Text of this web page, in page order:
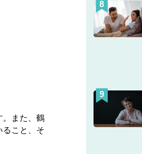
。また、鶴
ること、そ